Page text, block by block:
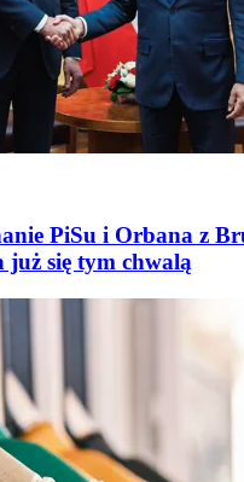
PiSu i Orbana z
już się tym chwalą